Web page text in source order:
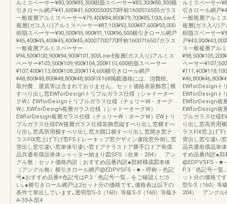
ルミスペーサー¥80,300¥85,300樹脂スペーサー¥83,300¥88,300横
引きロール網戸¥41,600¥41,60005500570呼称1600516505ガラス
一般複層アルミスペーサー¥79,400¥84,800¥79,700¥85,100Low-E
複層(ガス入り)アルミスペーサー¥87,100¥92,500¥87,600¥93,000
樹脂スペーサー¥90,500¥95,900¥91,100¥96,500横引きロール網戸
¥45,400¥45,400¥45,400¥45,40007700770呼称1600716507ガラス
一般複層アルミスペーサー
¥94,500¥100,900¥94,900¥101,300Low-E複層(ガス入り)アルミス
ペーサー¥103,500¥109,900¥104,200¥110,600樹脂スペーサー
¥107,400¥113,800¥108,200¥114,600横引きロール網戸
¥48,800¥48,800¥48,800¥48,800FIX168掲載価格には、消費税、
取付費、運賃等は含まれておりません。セット価格表装飾窓│横
すべり出し窓EWforDesignトリプルガラス仕様（シャドーオー
クW）EWforDesignトリプルガラス仕様（チェリーW・オーク
W）EWforDesign複層ガラス仕様（シャドーオークW）
EWforDesign複層ガラス仕様（チェリーW・オークW）EWトリ
プルガラス仕様EW複層ガラス仕様装飾窓縦すべり出し窓横すべ
り出し窓高所用横すべり出し窓大開口横すべり出し窓開き窓テ
ラスFIX窓上げ下げ窓FSドレーキップ窓デザイン連段窓外倒し窓
突出し窓引違い窓単体引違い窓ドアテラスドア勝手口ドア有償
品共通有償品単体シャッター納まり図SFS（在来・204） アン
グル無：セット価格内訳：おすすめ品番内訳●部材構成図本体
（アングル無）横引きロール網戸@EDPVSFS－■－呼称－色記
号●おすすめ品番※色記号はP.3「色記号一覧」をご確認くださ
い｡●横引きロール網戸は2セット分の価格です｡価格表は以下の
条件で算出しています｡透明型S-3（160）等級S-3（160）等級3-
A-33-A-型4
ルミスペーサー
引きロール網戸
一般複層アルミ
複層(ガス入り)ア
樹脂スペーサー
戸
ス一般複層アル
ペーサー
EWforDesignト
EWforDesignト
EWforDesign複
EWforDesign複
プルガラス仕様
り出し窓高所用
ラスFIX窓上げ下
突出し窓引違い
品共通有償品単
すめ品番内訳●部
@EDPVSFS－■
P.3「色記号一覧
ット分の価格で
型S-3（160）等
204） アングル